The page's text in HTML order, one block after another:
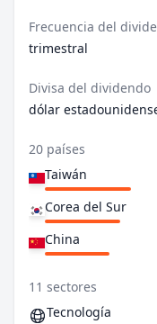
Frecuencia del
trimestral
Divisa del dividendo
dólar
20 países
Taiwán
Corea del Sur
China
11 sectores
Tecnología